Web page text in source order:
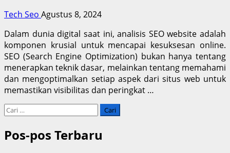
Tech Seo Agustus 8, 2024
Dalam dunia digital saat ini, analisis SEO website adalah
komponen krusial untuk mencapai kesuksesan online.
SEO (Search Engine Optimization) bukan hanya tentang
menerapkan teknik dasar, melainkan tentang memahami
dan mengoptimalkan setiap aspek dari situs web untuk
memastikan visibilitas dan peringkat …
Cari
Pos-pos Terbaru